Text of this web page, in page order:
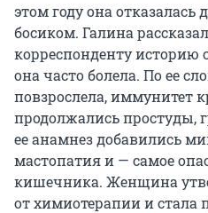
этом году она отказалась
босиком. Галина
корреспонденту историю
она часто болела. По ее
повзрослела, иммунитет
продолжались простуды,
ее анамнез добавились
мастопатия и — самое
кишечника. Женщина
от химиотерапии и стала